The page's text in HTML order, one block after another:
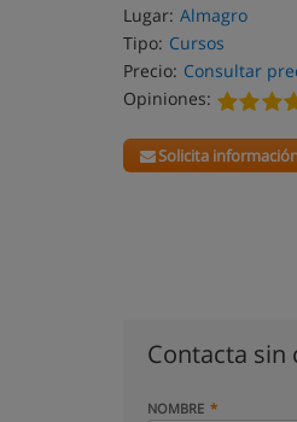
Lugar: Almagro
Tipo: Cursos
Precio: Consultar
Opiniones:
Solicita
Contacta
NOMBRE